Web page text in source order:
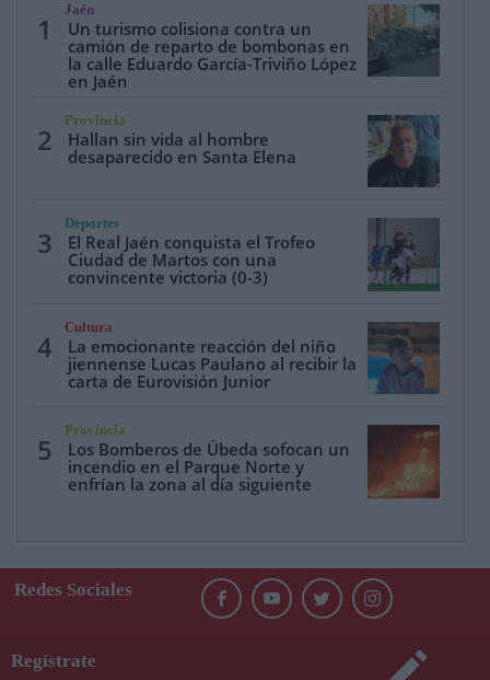
1
Jaén
Un turismo colisiona contra un
camión de reparto de bombonas en
la calle Eduardo García-Triviño López
en Jaén
2
Provincia
Hallan sin vida al hombre
desaparecido en Santa Elena
3
Deportes
El Real Jaén conquista el Trofeo
Ciudad de Martos con una
convincente victoria (0-3)
4
Cultura
La emocionante reacción del niño
jiennense Lucas Paulano al recibir la
carta de Eurovisión Junior
5
Provincia
Los Bomberos de Úbeda sofocan un
incendio en el Parque Norte y
enfrían la zona al día siguiente
Redes Sociales
Regístrate